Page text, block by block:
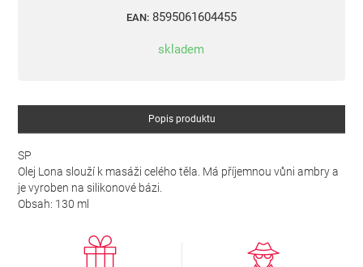
EAN: 8595061604455
skladem
Popis produktu
SP
Olej Lona slouží k masáži celého těla. Má příjemnou vůni ambry a
je vyroben na silikonové bázi.
Obsah: 130 ml